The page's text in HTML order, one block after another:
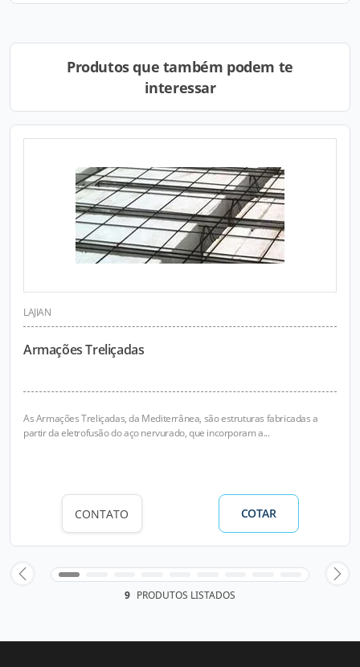
Produtos que também podem te
interessar
LAJIAN
Armações Treliçadas
As Armações Treliçadas, da Mediterrânea, são estruturas fabricadas a
partir da eletrofusão do aço nervurado, que incorporam a...
CONTATO COTAR
9 PRODUTOS LISTADOS